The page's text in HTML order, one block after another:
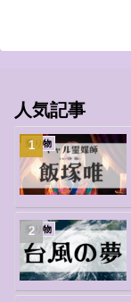
人気記事
乗り物
乗り物